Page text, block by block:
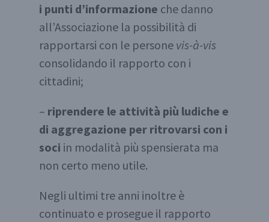
i punti d’informazione che danno
all’Associazione la possibilità di
rapportarsi con le persone vis-à-vis
consolidando il rapporto con i
cittadini;
– riprendere le attività più ludiche e
di aggregazione per ritrovarsi con i
soci in modalità più spensierata ma
non certo meno utile.
Negli ultimi tre anni inoltre è
continuato e prosegue il rapporto